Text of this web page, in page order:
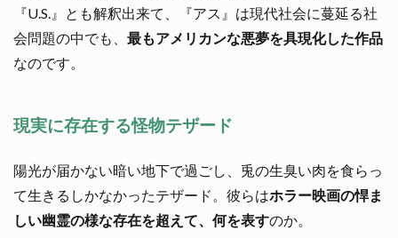
『U.S.』とも解釈出来て、『アス』は現代社会に蔓延る社
会問題の中でも、 最もアメリカンな悪夢を具現化した作品
なのです。
現実に存在する怪物テザード
陽光が届かない暗い地下で過ごし、兎の生臭い肉を食らっ
て生きるしかなかったテザード。彼らはホラー映画の悍ま
しい幽霊の様な存在を超えて、何を表すのか。